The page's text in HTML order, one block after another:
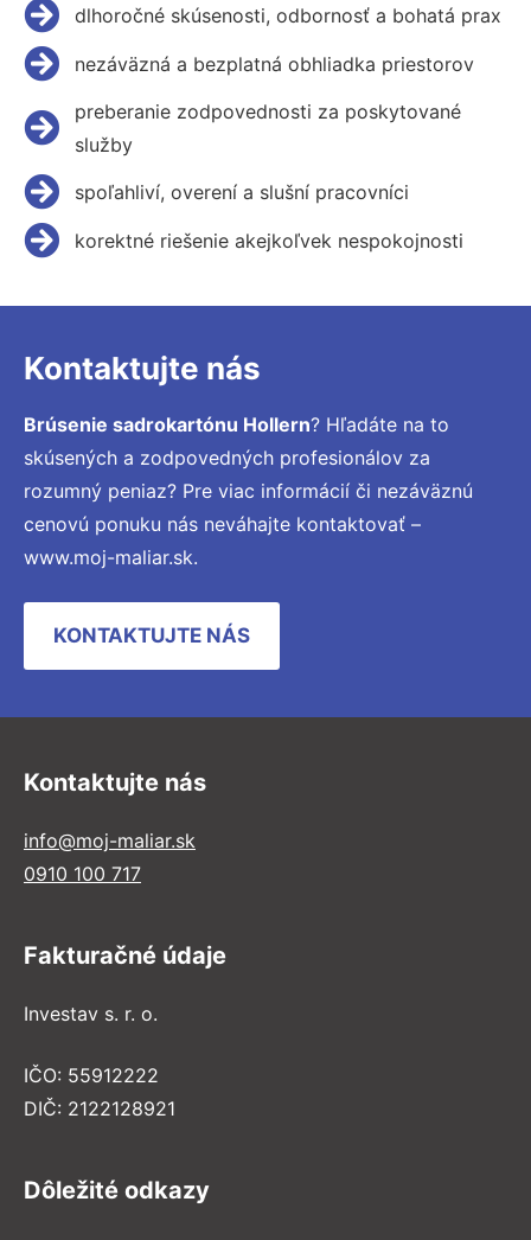
dlhoročné skúsenosti, odbornosť a bohatá prax
nezáväzná a bezplatná obhliadka priestorov
preberanie zodpovednosti za poskytované
služby
spoľahliví, overení a slušní pracovníci
korektné riešenie akejkoľvek nespokojnosti
Kontaktujte nás
Brúsenie sadrokartónu Hollern? Hľadáte na to
skúsených a zodpovedných profesionálov za
rozumný peniaz? Pre viac informácií či nezáväznú
cenovú ponuku nás neváhajte kontaktovať –
www.moj-maliar.sk.
KONTAKTUJTE NÁS
Kontaktujte nás
info@moj-maliar.sk
0910 100 717
Fakturačné údaje
Investav s. r. o.
IČO: 55912222
DIČ: 2122128921
Dôležité odkazy